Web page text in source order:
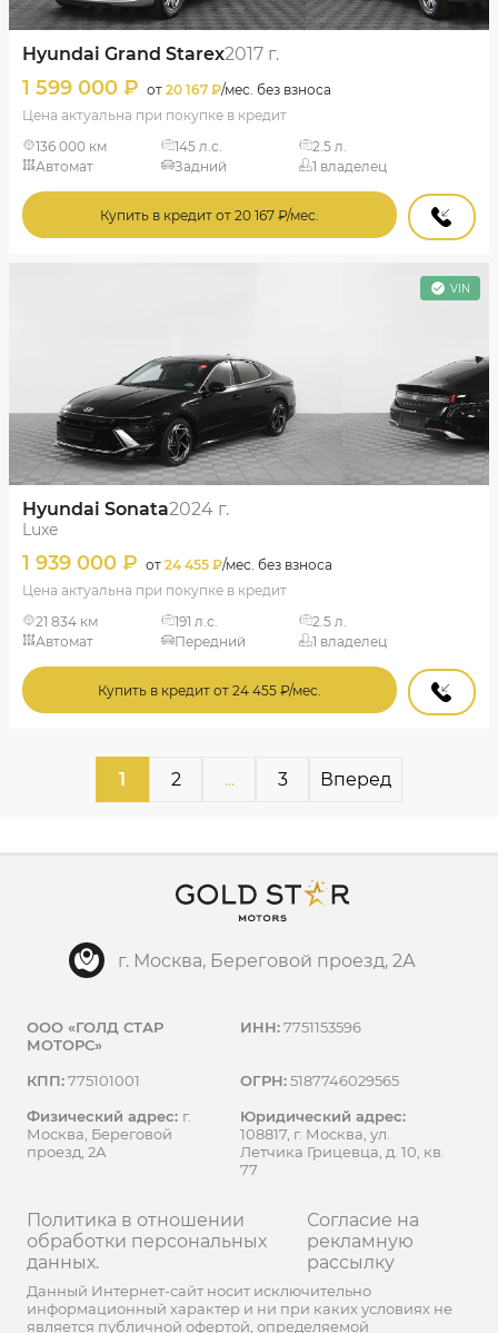
Hyundai Grand Starex2017 г.
1 599 000 ₽ от 20 167 ₽/мес. без взноса
Цена актуальна при покупке в кредит
136 000 км
145 л.с.
2.5 л.
Автомат
Задний 1 владелец
Купить в кредит от 20 167 ₽/мес.
VIN
Hyundai Sonata2024 г.
Luxe
1 939 000 ₽ от 24 455 ₽/мес. без взноса
Цена актуальна при покупке в кредит
21 834 км
191 л.с.
2.5 л.
Автомат
Передний 1 владелец
Купить в кредит от 24 455 ₽/мес.
1 2 ... 3 Вперед
г. Москва, Береговой проезд, 2А
ООО «ГОЛД СТАР
МОТОРС»
ИНН:7751153596
КПП:775101001 ОГРН:5187746029565
Физический адрес: г.
Москва, Береговой
проезд, 2А
Юридический адрес:
108817, г. Москва, ул.
Летчика Грицевца, д. 10, кв.
77
Политика в отношении
обработки персональных
данных.
Согласие на
рекламную
рассылку
Данный Интернет-сайт носит исключительно
информационный характер и ни при каких условиях не
является публичной офертой, определяемой